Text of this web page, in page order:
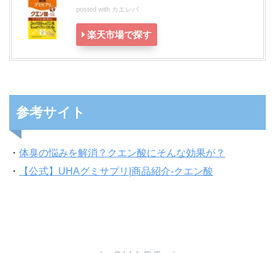
posted with カエレバ
楽天市場で探す
参考サイト
・ 体臭の悩みを解消？クエン酸にそんな効果が？
・
【公式】UHAグミサプリ|商品紹介-クエン酸